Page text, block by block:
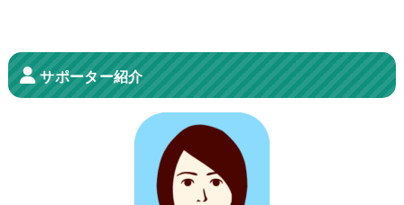
サポーター紹介